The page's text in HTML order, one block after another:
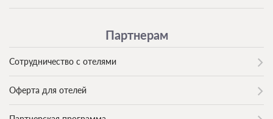
Партнерам
Сотрудничество с отелями
Оферта для отелей